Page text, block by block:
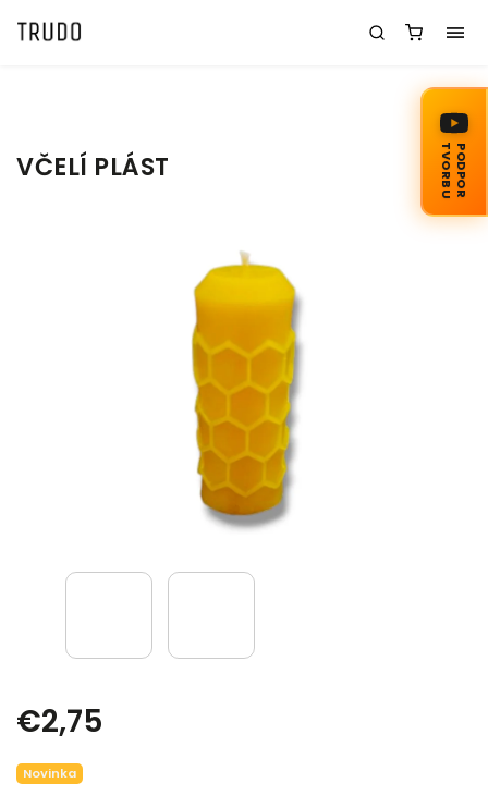
VČELÍ PLÁST
€2,75
Novinka
PODPOR
TVORBU